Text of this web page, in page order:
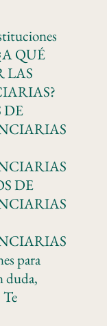
QUÉ
LAS
DE
DE
para
duda,